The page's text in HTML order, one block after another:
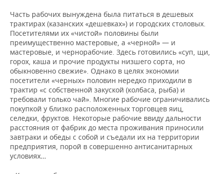
Часть рабочих вынуждена была питаться в дешевых
трактирах (казанских «дешевках») и городских столовых.
Посетителями их «чистой» половины были
преимущественно мастеровые, а «черной» — и
мастеровые, и чернорабочие. Здесь готовились «суп, щи,
горох, каша и прочие продукты низшего сорта, но
обыкновенно свежие». Однако в целях экономии
посетители «черных» половин нередко приходили в
трактир «с собственной закуской (колбаса, рыба) и
требовали только чай». Многие рабочие ограничивались
покупкой у близко расположенных торговцев яиц,
селедки, фруктов. Некоторые рабочие ввиду дальности
расстояния от фабрик до места проживания приносили
завтраки и обеды с собой и съедали их на территории
предприятия, порой в совершенно антисанитарных
условиях…